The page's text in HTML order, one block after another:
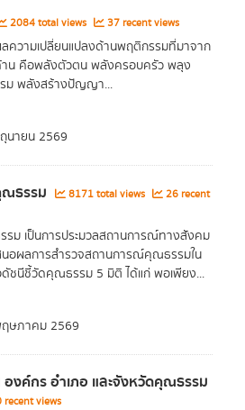
2084 total views 37 recent views
ความเปลี่ยนแปลงด้านพฤติกรรมที่มาจาก
าน คือพลังตัวตน พลังครอบครัว พลุง
รม พลังสร้างปัญญา...
นายน 2569
ธรรม 8171 total views
26 recent
ม เป็นการประมวลสถานการณ์ทางสังคม
นอผลการสำรวจสถานการณ์คุณธรรมใน
ดัชนีชี้วัดคุณธรรม 5 มิติ ได้แก่ พอเพียง...
ษภาคม 2569
งค์กร อำเภอ และจังหวัดคุณธรรม
recent views